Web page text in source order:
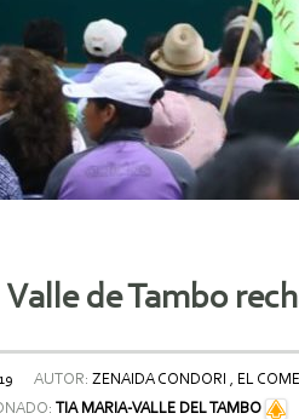
de Tambo
AUTOR: ZENAIDA CONDORI , EL
TIA MARIA-VALLE DEL TAMBO